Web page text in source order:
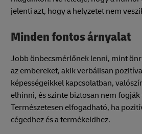
jelenti azt, hogy a helyzetet nem
Minden fontos árnyalat
Jobb önbecsmérlőnek lenni, mint
az embereket, akik verbálisan
képességeikkel kapcsolatban,
elhinni, és szinte biztosan nem fogják
Természetesen elfogadható, ha
cégedhez és a termékeidhez.